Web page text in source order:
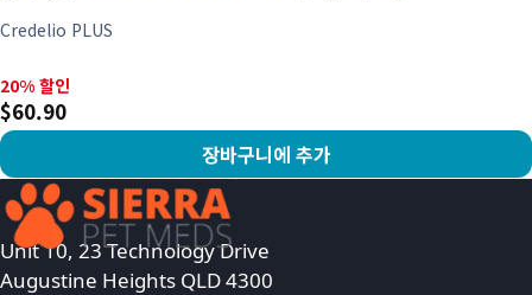
Credelio PLUS
20% 할인, $60.90
20% 할인
$60.90
장바구니에 추가
상품 보기
Unit 10, 23 Technology Drive
Augustine Heights QLD 4300